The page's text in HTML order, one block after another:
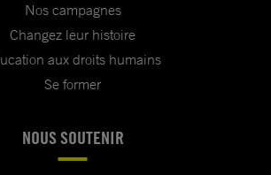
Nos campagnes
Changez leur histoire
aux droits humains
Se former
NOUS SOUTENIR